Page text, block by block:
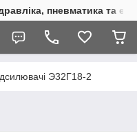
пневматика та
Э32Г18-2